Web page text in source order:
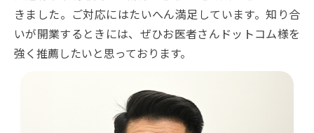
きました。ご対応にはたいへん満足しています。知り合
いが開業するときには、ぜひお医者さんドットコム様を
強く推薦したいと思っております。